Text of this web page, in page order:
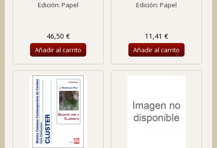
Edición: Papel
46,50 €
Añadir al carrito
Edición: Papel
11,41 €
Añadir al carrito